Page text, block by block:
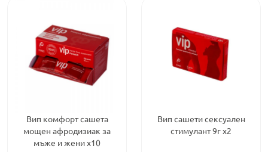
Вип комфорт сашета
мощен афродизиак за
мъже и жени х10
Вип сашети сексуален
стимулант 9г х2